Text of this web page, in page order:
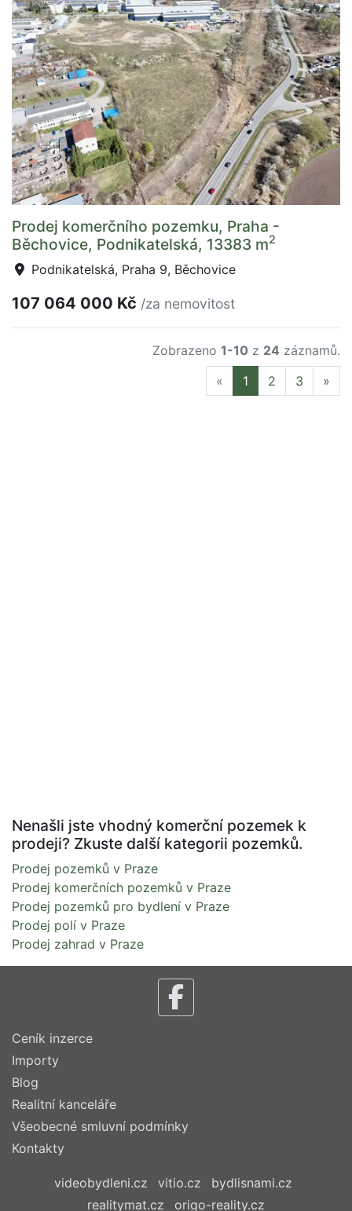
Prodej komerčního pozemku, Praha -
Běchovice, Podnikatelská, 13383 m2
Podnikatelská, Praha 9, Běchovice
107 064 000 Kč /za nemovitost
Zobrazeno 1-10 z 24 záznamů.
« Previous
1 2 3 »
Nenašli jste vhodný komerční pozemek k
prodeji? Zkuste další kategorii pozemků.
Prodej pozemků v Praze
Prodej komerčních pozemků v Praze
Prodej pozemků pro bydlení v Praze
Prodej polí v Praze
Prodej zahrad v Praze
Ceník inzerce
Importy
Blog
Realitní kanceláře
Všeobecné smluvní podmínky
Kontakty
videobydleni.cz vitio.cz
bydlisnami.cz
realitymat.cz
origo-reality.cz